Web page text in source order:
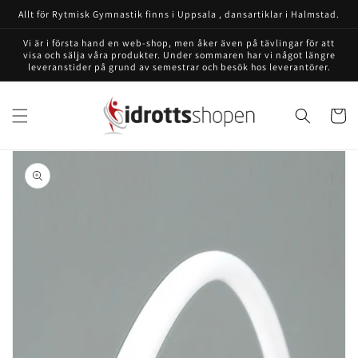
vidare
innehåll
Allt för Rytmisk Gymnastik finns i Uppsala , dansartiklar i Halmstad.
Vi är i första hand en web-shop, men åker även på tävlingar för att
visa och sälja våra produkter. Under sommaren har vi något längre
leveranstider på grund av semestrar och besök hos leverantörer.
vidare till